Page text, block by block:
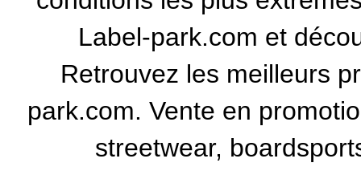
Label-park.com et
Retrouvez les meilleurs
park.com. Vente en
streetwear,